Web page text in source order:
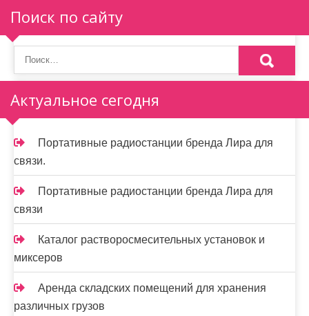
Поиск по сайту
Актуальное сегодня
Портативные радиостанции бренда Лира для
связи.
Портативные радиостанции бренда Лира для
связи
Каталог растворосмесительных установок и
миксеров
Аренда складских помещений для хранения
различных грузов